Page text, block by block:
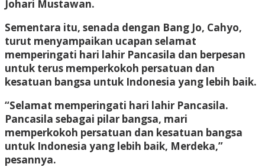
Johari Mustawan.
Sementara itu, senada dengan Bang Jo, Cahyo,
turut menyampaikan ucapan selamat
memperingati hari lahir Pancasila dan berpesan
untuk terus memperkokoh persatuan dan
kesatuan bangsa untuk Indonesia yang lebih baik.
“Selamat memperingati hari lahir Pancasila.
Pancasila sebagai pilar bangsa, mari
memperkokoh persatuan dan kesatuan bangsa
untuk Indonesia yang lebih baik, Merdeka,”
pesannya.